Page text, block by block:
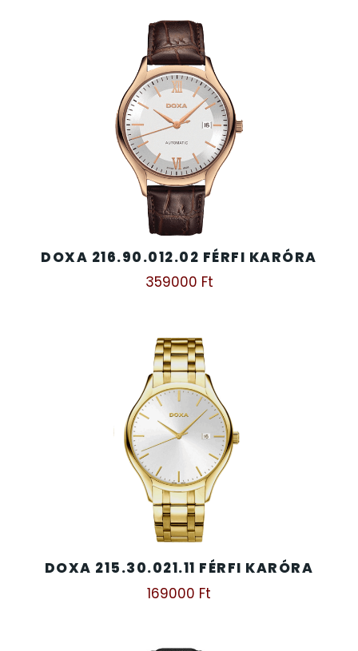
DOXA 216.90.012.02 FÉRFI KARÓRA
359000 Ft
DOXA 215.30.021.11 FÉRFI KARÓRA
169000 Ft